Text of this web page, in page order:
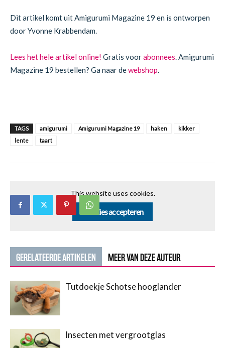
Dit artikel komt uit Amigurumi Magazine 19 en is ontworpen
door Yvonne Krabbendam.
Lees het hele artikel online! Gratis voorabonnees. Amigurumi
Magazine 19 bestellen? Ga naar dewebshop.
TAGS amigurumi Amigurumi Magazine 19 haken
kikker
lente
taart
This website uses cookies.
Cookies accepteren
GERELATEERDE ARTIKELEN MEER VAN DEZE AUTEUR
Tutdoekje Schotse hooglander
Insecten met vergrootglas